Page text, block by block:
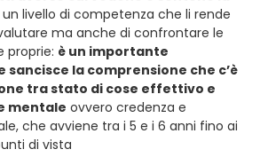
livello di competenza che li rende
ma anche di confrontare le
proprie: è un importante
la comprensione che c’è
tra stato di cose effettivo e
mentale ovvero credenza e
che avviene tra i 5 e i 6 anni fino ai
di vista